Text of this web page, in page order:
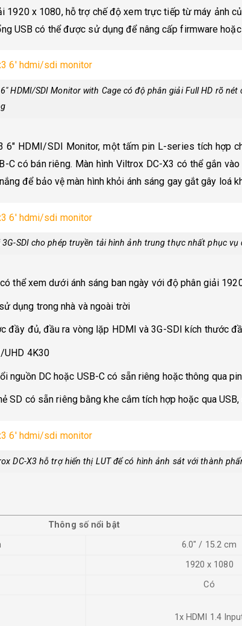
1920 x 1080, hỗ trợ chế độ xem trực tiếp từ máy ảnh
USB có thể được sử dụng để nâng cấp firmware
HDMI/SDI Monitor with Cage có độ phân giải Full HD rõ
6″ HDMI/SDI Monitor, một tấm pin L-series tích hợp
C có bán riêng. Màn hình Viltrox DC-X3 có thể gắn
để bảo vệ màn hình khỏi ánh sáng gay gắt gây loá
SDI cho phép truyền tải hình ảnh trung thực nhất phục
thể xem dưới ánh sáng ban ngày với độ phân giải
dụng trong nhà và ngoài trời
đầy đủ, đầu ra vòng lặp HDMI và 3G-SDI kích thước
UHD 4K30
nguồn DC hoặc USB-C có sẵn riêng hoặc thông qua
SD có sẵn riêng bằng khe cắm tích hợp hoặc qua
DC-X3 hỗ trợ hiển thị LUT để có hình ảnh sát với thành
Thông số nổi bật
6.0″ / 15.2 cm
1920 x 1080
Có
1x HDMI 1.4